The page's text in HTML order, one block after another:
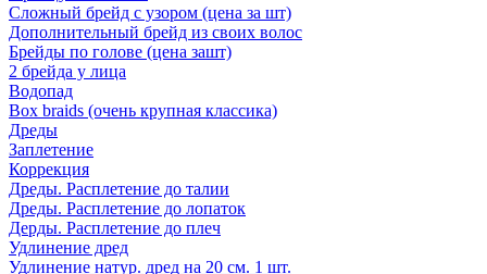
Сложный брейд с узором (цена за шт)
Дополнительный брейд из своих волос
Брейды по голове (цена зашт)
2 брейда у лица
Водопад
Box braids (очень крупная классика)
Дреды
Заплетение
Коррекция
Дреды. Расплетение до талии
Дреды. Расплетение до лопаток
Дерды. Расплетение до плеч
Удлинение дред
Удлинение натур. дред на 20 см. 1 шт.